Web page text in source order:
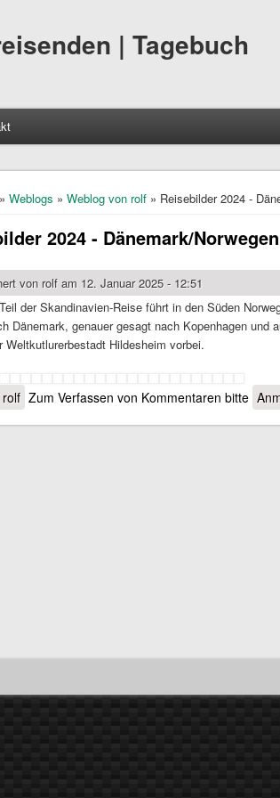
| Tagebuch
hier
»Weblogs »Weblog von rolf » Reisebilder 2024 -
2024 - Dänemark/
von rolf am 12. Januar 2025 - 12:51
der Skandinavien-Reise führt in den Süden
Dänemark, genauer gesagt nach Kopenhagen
Weltkutlurerbestadt Hildesheim vorbei.
rolf Zum Verfassen von Kommentaren bitte